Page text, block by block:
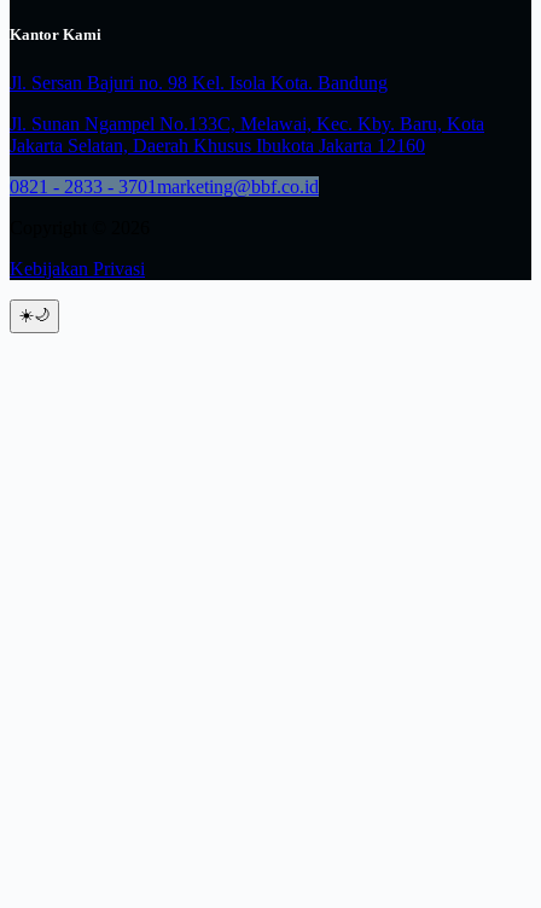
Kantor Kami
Jl. Sersan Bajuri no. 98 Kel. Isola Kota. Bandung
Jl. Sunan Ngampel No.133C, Melawai, Kec. Kby. Baru, Kota
Jakarta Selatan, Daerah Khusus Ibukota Jakarta 12160
0821 - 2833 - 3701marketing@bbf.co.id
Kebijakan Privasi
☀️🌙